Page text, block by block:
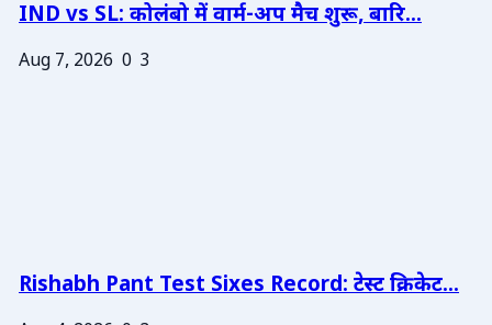
IND vs SL: कोलंबो में वार्म-अप मैच शुरू, बारि...
Aug 7, 2026 0 3
Rishabh Pant Test Sixes Record: टेस्ट क्रिकेट...